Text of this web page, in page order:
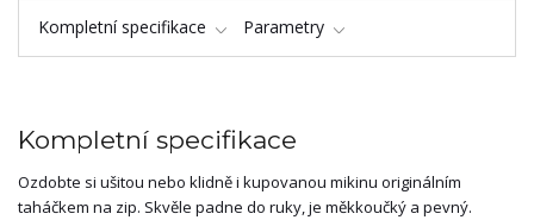
Kompletní specifikace Parametry
Kompletní specifikace
Ozdobte si ušitou nebo klidně i kupovanou mikinu originálním
taháčkem na zip. Skvěle padne do ruky, je měkkoučký a pevný.